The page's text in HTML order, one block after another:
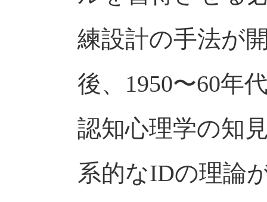
練設計の手法が
後、1950〜60年
認知心理学の知
系的なIDの理論